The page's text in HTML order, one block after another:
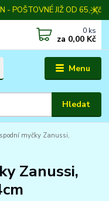
- POŠTOVNÉ JIŽ OD 65,-Kč
Menu
Hledat
0 ks
za 0,00 Kč
myčky Zanussi,
Zanussi,